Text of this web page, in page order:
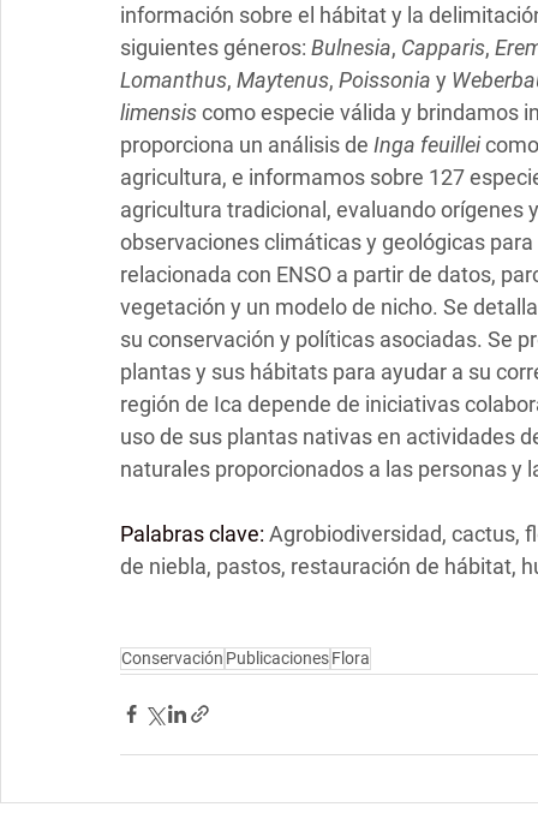
información sobre el hábitat y la
siguientes géneros: Bulnesia, Capparis,
Lomanthus, Maytenus, Poissonia y
limensis como especie válida y brindamos
proporciona un análisis de Inga feuillei
agricultura, e informamos sobre 127
agricultura tradicional, evaluando
observaciones climáticas y geológicas
relacionada con ENSO a partir de datos,
vegetación y un modelo de nicho. Se
su conservación y políticas asociadas. Se
plantas y sus hábitats para ayudar a su
región de Ica depende de iniciativas
uso de sus plantas nativas en actividades
naturales proporcionados a las personas y
Palabras clave: Agrobiodiversidad, cactus,
de niebla, pastos, restauración de hábitat,
Conservación PublicacionesFlora